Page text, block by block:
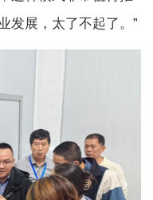
发展，太了不起了。”